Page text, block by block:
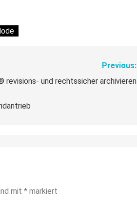
Previous:
revisions- und rechtssicher archivieren
mit * markiert